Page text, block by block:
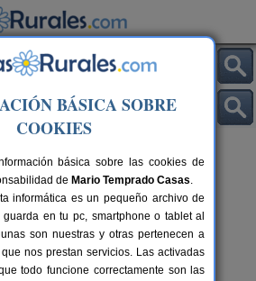
de Higuera de La
BÁSICA SOBRE
COOKIES
básica sobre las cookies de
de Mario Temprado Casas.
informática es un pequeño archivo de
en tu pc, smartphone o tablet al
son nuestras y otras pertenecen a
nos prestan servicios. Las activadas
todo funcione correctamente son las